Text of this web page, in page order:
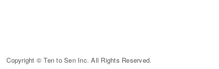
Copyright © Ten to Sen Inc. All Rights Reserved.